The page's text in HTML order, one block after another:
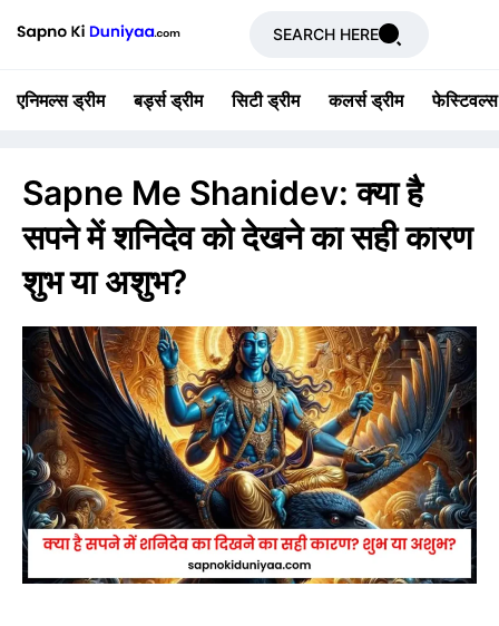
SEARCH HERE
एनिमल्स ड्रीम बर्ड्स ड्रीम सिटी ड्रीम कलर्स ड्रीम फेस्टिवल्स
Sapne Me Shanidev: क्या है
सपने में शनिदेव को देखने का सही कारण
शुभ या अशुभ?